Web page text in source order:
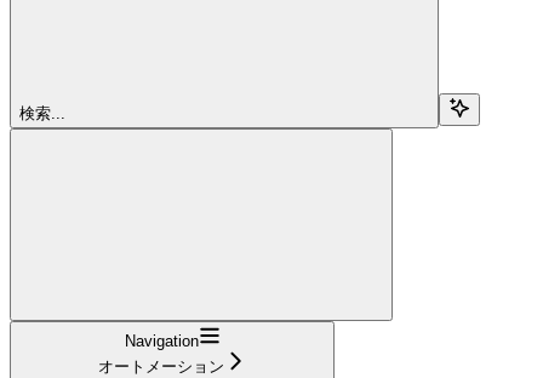
検索...
Navigation
オートメーション